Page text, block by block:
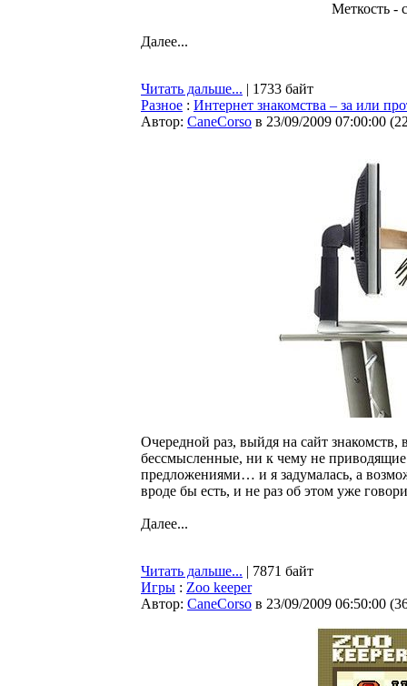
Меткость -
Далее...
Читать дальше... | 1733 байт
Разное : Интернет знакомства – за или
Автор: CaneCorso в 23/09/2009 07:00:00 (
Очередной раз, выйдя на сайт знакомств,
бессмысленные, ни к чему не
предложениями… и я задумалась, а
вроде бы есть, и не раз об этом уже
Далее...
Читать дальше... | 7871 байт
Игры : Zoo keeper
Автор: CaneCorso в 23/09/2009 06:50:00 (